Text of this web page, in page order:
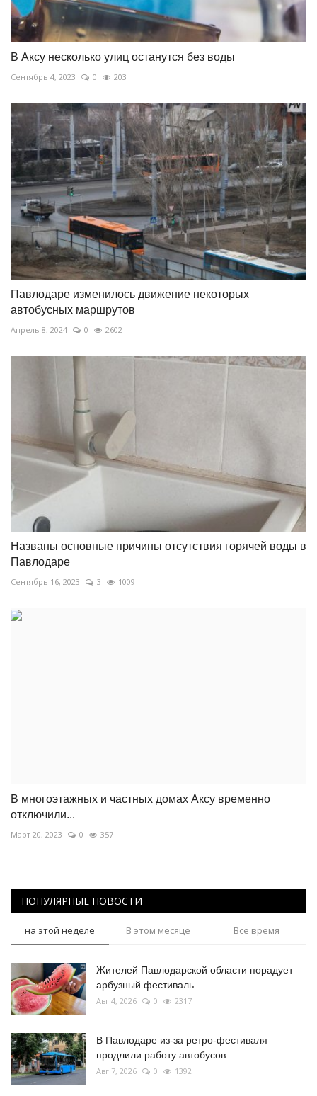
В Аксу несколько улиц останутся без воды
Сентябрь 4, 2023 0 203
Павлодаре изменилось движение некоторых
автобусных маршрутов
Апрель 8, 2024 0 2602
Названы основные причины отсутствия горячей воды в
Павлодаре
Сентябрь 16, 2023 3 1009
В многоэтажных и частных домах Аксу временно
отключили...
Март 20, 2023 0 357
ПОПУЛЯРНЫЕ НОВОСТИ
на этой неделе В этом месяце Все время
Жителей Павлодарской области порадует
арбузный фестиваль
Авг 4, 2026 0 2317
В Павлодаре из-за ретро-фестиваля
продлили работу автобусов
Авг 7, 2026 0 1392